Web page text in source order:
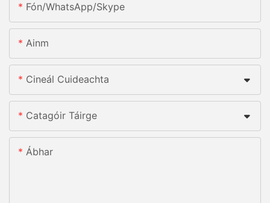
Fón/whatsApp/skype
Ainm
Cineál Cuideachta
Catagóir Táirge
Ábhar